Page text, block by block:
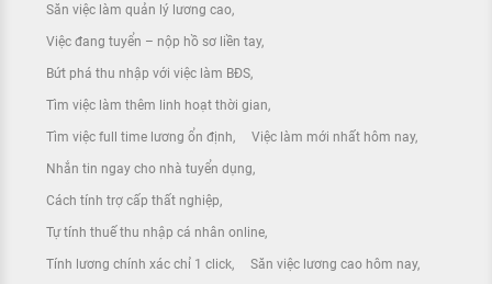
Săn việc làm quản lý lương cao
Việc đang tuyển – nộp hồ sơ liền tay
Bứt phá thu nhập với việc làm BĐS
Tìm việc làm thêm linh hoạt thời gian
Tìm việc full time lương ổn định Việc làm mới nhất hôm nay
Nhắn tin ngay cho nhà tuyển dụng
Cách tính trợ cấp thất nghiệp
Tự tính thuế thu nhập cá nhân online
Tính lương chính xác chỉ 1 click Săn việc lương cao hôm nay